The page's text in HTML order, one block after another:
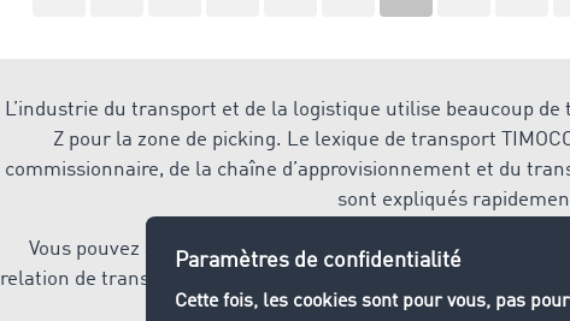
L’industrie du transport et de la logistique utilise beaucoup
Z pour la zone de picking. Le lexique de transport
commissionnaire, de la chaîne d’approvisionnement et du
sont expliqués
Vous pouvez ainsi gérer rapidement et facilement vos
relation de transport, d’exécution du transport ou de gestion
trouverez l’application adaptée à vos